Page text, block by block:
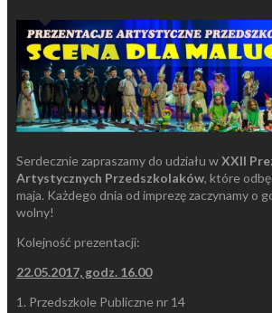
Serdecznie zapraszamy do udziału wXXII
Artystycznych Przedszkolaków, które
maja. Każdego dnia od imprezę zaczynamy o
wolny!
Kolejność prezentacji:
22.05.2017, godz. 16.00
1. Przedszkole Publiczne nr 14